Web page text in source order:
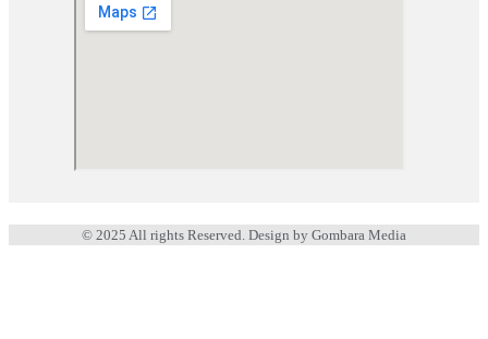
© 2025 All rights Reserved. Design by Gombara Media